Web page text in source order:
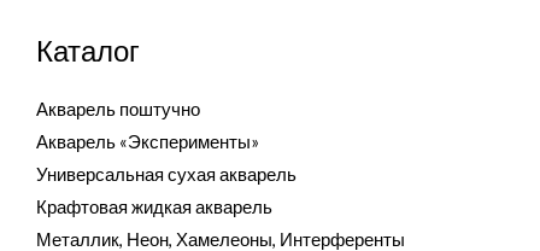
Каталог
Акварель поштучно
Акварель «Эксперименты»
Универсальная сухая акварель
Крафтовая жидкая акварель
Металлик, Неон, Хамелеоны, Интерференты